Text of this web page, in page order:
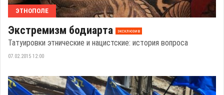
ЭТНОПОЛЕ
Экстремизм бодиарта эксклюзив
Татуировки этнические и нацистские: история вопроса
07.02.2015 12:00